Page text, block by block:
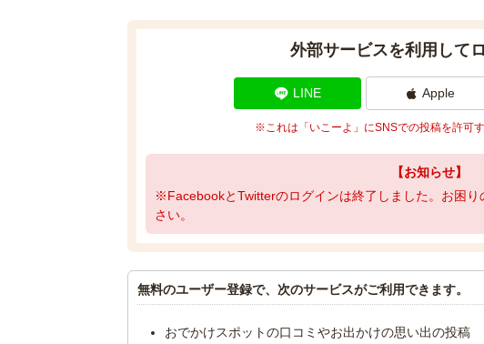
外部サービスを利用して
LINE Apple
※これは「いこーよ」にSNSでの投稿を許可す
【お知らせ】
※FacebookとTwitterのログインは終了しました。お困り
さい。
無料のユーザー登録で、次のサービスがご利用できます。
おでかけスポットの口コミやお出かけの思い出の投稿